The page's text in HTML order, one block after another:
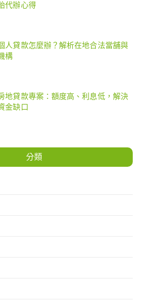
代辦心得
人貸款怎麼辦？解析在地合法當舖與
構
地貸款專案：額度高、利息低，解決
金缺口
分類